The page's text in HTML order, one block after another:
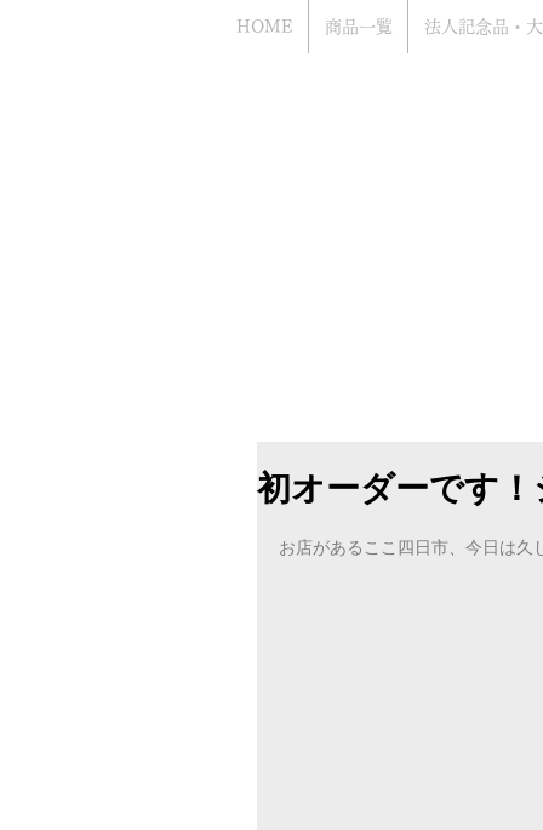
HOME 商品一覧 法人記念品・
初オーダーです
お店があるここ四日市、今日は久